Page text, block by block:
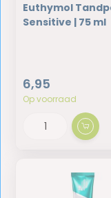
Euthymol
Sensitive | 75 ml
6,95
Op voorraad